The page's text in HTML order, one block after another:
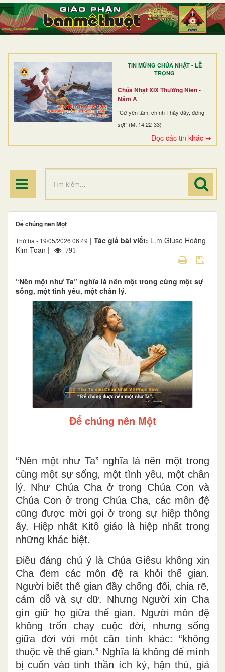
TIN MỪNG CHÚA NHẬT - LỄ
TRỌNG
Chúa Nhật XIX Thường Niên -
Năm A
“Cứ yên tâm, chính Thầy đây, đừng
sợ!” (Mt 14,22-33)
Đọc các tin khác ➥
TRANG NHẤT
GIỚI THIỆU
DÒNG TU
BAN MỤC VỤ
ĐOÀN THỂ CG
ĐIỂM HÀNH HƯƠNG
Để chúng nên Một
Thứ ba - 19/05/2026 06:49 | Tác giả bài viết: L.m Giuse Hoàng
Kim Toan |
791
“Nên một như Ta” nghĩa là nên một trong cùng một sự
sống, một tình yêu, một chân lý.
Để chúng nên Một
“Nên một như Ta” nghĩa là nên một trong
cùng một sự sống, một tình yêu, một chân
lý. Như Chúa Cha ở trong Chúa Con và
Chúa Con ở trong Chúa Cha, các môn đệ
cũng được mời gọi ở trong sự hiệp thông
ấy. Hiệp nhất Kitô giáo là hiệp nhất trong
những khác biệt.
Điều đáng chú ý là Chúa Giêsu không xin
Cha đem các môn đệ ra khỏi thế gian.
Người biết thế gian đầy chống đối, chia rẽ,
cám dỗ và sự dữ. Nhưng Người xin Cha
gìn giữ họ giữa thế gian. Người môn đệ
không trốn chạy cuộc đời, nhưng sống
giữa đời với một căn tính khác: “không
thuộc về thế gian.” Nghĩa là không để mình
bị cuốn vào tinh thần ích kỷ, hận thù, giả